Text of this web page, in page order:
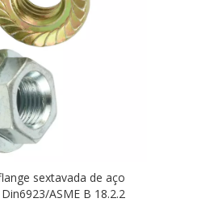
sextavada de aço
ASME B 18.2.2